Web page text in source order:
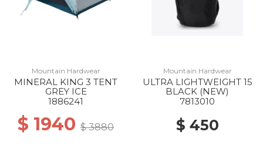
Mountain Hardwear
MINERAL KING 3 TENT
GREY ICE
1886241
$ 1940 $ 3880
Mountain Hardwear
ULTRA LIGHTWEIGHT 15
BLACK (NEW)
7813010
$ 450